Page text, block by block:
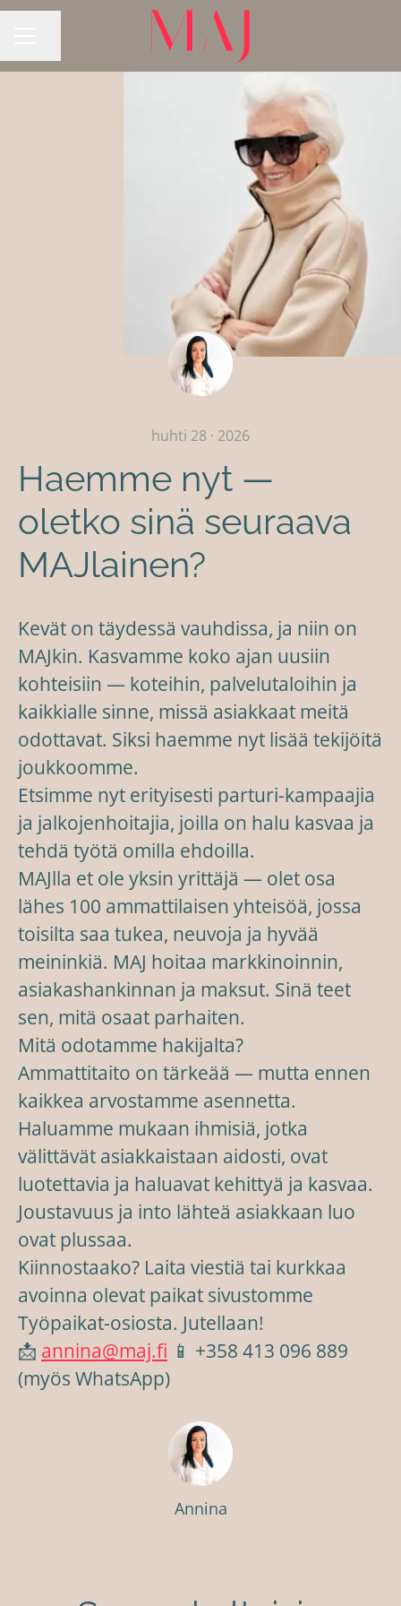
huhti 28 · 2026
Haemme nyt —
oletko sinä seuraava
MAJlainen?
Kevät on täydessä vauhdissa, ja niin on
MAJkin. Kasvamme koko ajan uusiin
kohteisiin — koteihin, palvelutaloihin ja
kaikkialle sinne, missä asiakkaat meitä
odottavat. Siksi haemme nyt lisää tekijöitä
joukkoomme.
Etsimme nyt erityisesti parturi-kampaajia
ja jalkojenhoitajia, joilla on halu kasvaa ja
tehdä työtä omilla ehdoilla.
MAJlla et ole yksin yrittäjä — olet osa
lähes 100 ammattilaisen yhteisöä, jossa
toisilta saa tukea, neuvoja ja hyvää
meininkiä. MAJ hoitaa markkinoinnin,
asiakashankinnan ja maksut. Sinä teet
sen, mitä osaat parhaiten.
Mitä odotamme hakijalta?
Ammattitaito on tärkeää — mutta ennen
kaikkea arvostamme asennetta.
Haluamme mukaan ihmisiä, jotka
välittävät asiakkaistaan aidosti, ovat
luotettavia ja haluavat kehittyä ja kasvaa.
Joustavuus ja into lähteä asiakkaan luo
ovat plussaa.
Kiinnostaako? Laita viestiä tai kurkkaa
avoinna olevat paikat sivustomme
Työpaikat-osiosta. Jutellaan!
📩 annina@maj.fi 📱 +358 413 096 889
(myös WhatsApp)
Annina